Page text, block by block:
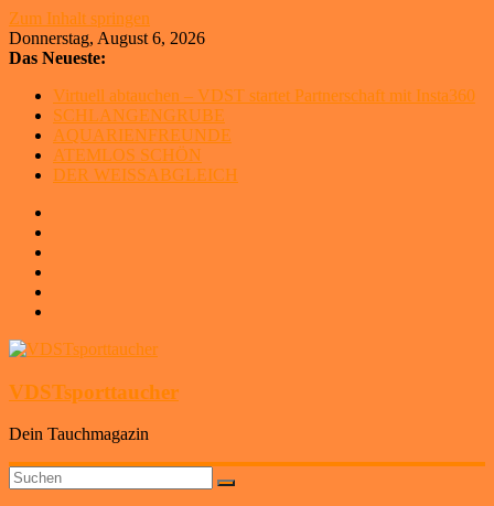
Zum Inhalt springen
Donnerstag, August 6, 2026
Das Neueste:
Virtuell abtauchen – VDST startet Partnerschaft mit Insta360
SCHLANGENGRUBE
AQUARIENFREUNDE
ATEMLOS SCHÖN
DER WEISSABGLEICH
VDSTsporttaucher
Dein Tauchmagazin